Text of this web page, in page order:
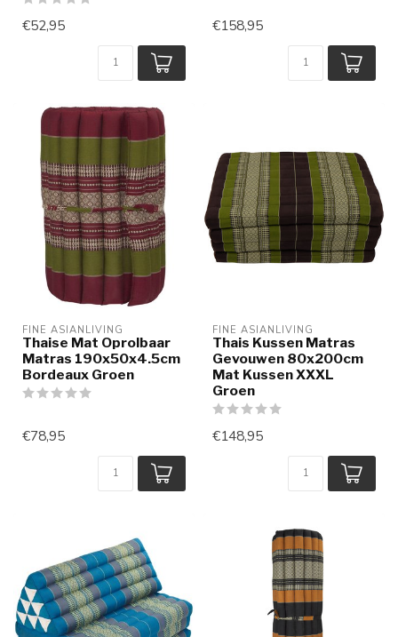
€52,95 €158,95
FINE ASIANLIVING
Thaise Mat Oprolbaar
Matras 190x50x4.5cm
Bordeaux Groen
€78,95
FINE ASIANLIVING
Thais Kussen Matras
Gevouwen 80x200cm
Mat Kussen XXXL
Groen
€148,95